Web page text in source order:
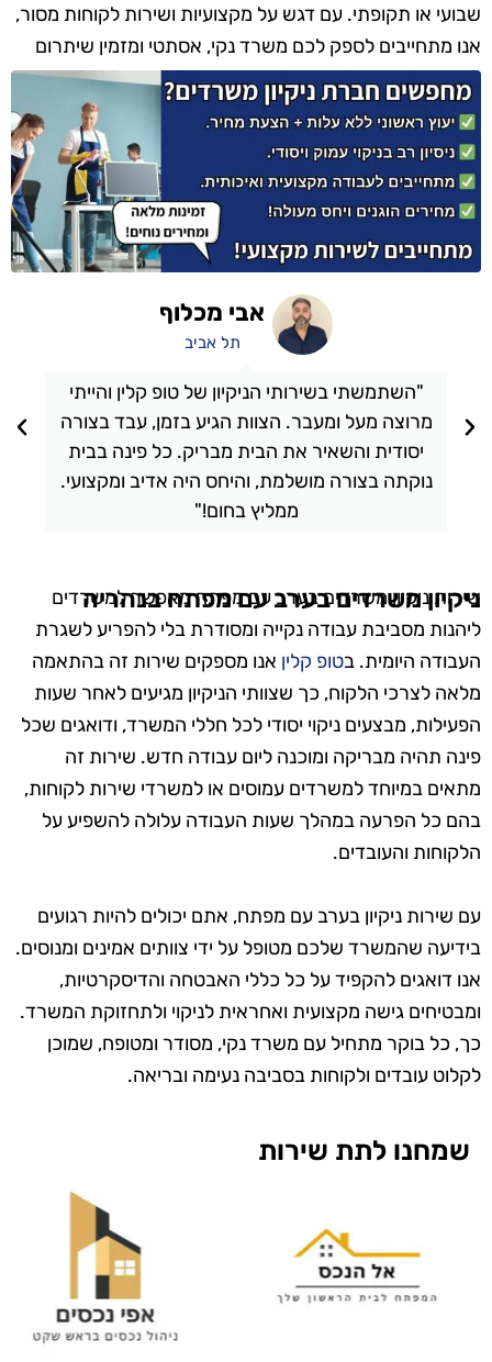
שבועי או תקופתי. עם דגש על מקצועיות ושירות לקוחות מסור,
אנו מתחייבים לספק לכם משרד נקי, אסתטי ומזמין שיתרום
לתחושת הרווחה והנוחות של כל עובד ומבקר.
"השתמשתי בשירותי הניקיון של טופ קלין והייתי
מרוצה מעל ומעבר. הצוות הגיע בזמן, עבד בצורה
יסודית והשאיר את הבית מבריק. כל פינה בבית
נוקתה בצורה מושלמת, והיחס היה אדיב ומקצועי.
ממליץ בחום!"
אבי מכלוף
תל אביב
ניקיון משרדים בערב עם מפתח בנהריה
שירות ניקיון משרדים בערב עם מפתח מאפשר למשרדים
ליהנות מסביבת עבודה נקייה ומסודרת בלי להפריע לשגרת
העבודה היומית. בטופ קלין אנו מספקים שירות זה בהתאמה
מלאה לצרכי הלקוח, כך שצוותי הניקיון מגיעים לאחר שעות
הפעילות, מבצעים ניקוי יסודי לכל חללי המשרד, ודואגים שכל
פינה תהיה מבריקה ומוכנה ליום עבודה חדש. שירות זה
מתאים במיוחד למשרדים עמוסים או למשרדי שירות לקוחות,
בהם כל הפרעה במהלך שעות העבודה עלולה להשפיע על
הלקוחות והעובדים.
עם שירות ניקיון בערב עם מפתח, אתם יכולים להיות רגועים
בידיעה שהמשרד שלכם מטופל על ידי צוותים אמינים ומנוסים.
אנו דואגים להקפיד על כל כללי האבטחה והדיסקרטיות,
ומבטיחים גישה מקצועית ואחראית לניקוי ולתחזוקת המשרד.
כך, כל בוקר מתחיל עם משרד נקי, מסודר ומטופח, שמוכן
לקלוט עובדים ולקוחות בסביבה נעימה ובריאה.
שמחנו לתת שירות